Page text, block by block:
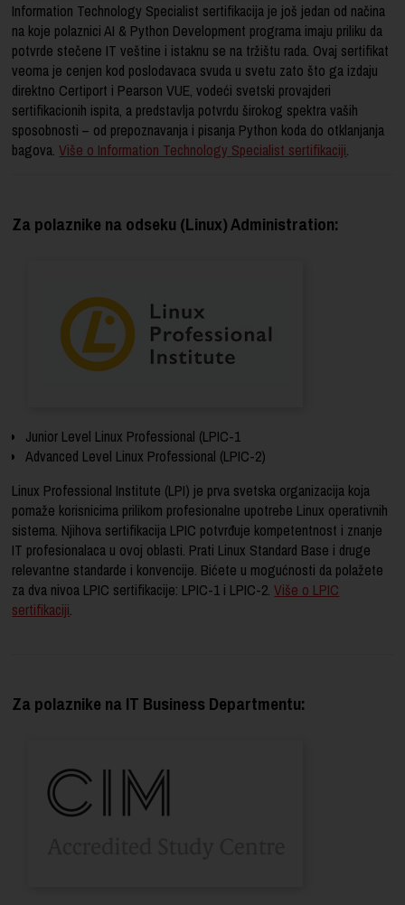
Information Technology Specialist sertifikacija je još jedan od načina
na koje polaznici AI & Python Development programa imaju priliku da
potvrde stečene IT veštine i istaknu se na tržištu rada. Ovaj sertifikat
veoma je cenjen kod poslodavaca svuda u svetu zato što ga izdaju
direktno Certiport i Pearson VUE, vodeći svetski provajderi
sertifikacionih ispita, a predstavlja potvrdu širokog spektra vaših
sposobnosti – od prepoznavanja i pisanja Python koda do otklanjanja
bagova.Više o Information Technology Specialist sertifikaciji.
Za polaznike na odseku (Linux) Administration:
Junior Level Linux Professional (LPIC-1
Advanced Level Linux Professional (LPIC-2)
Linux Professional Institute (LPI) je prva svetska organizacija koja
pomaže korisnicima prilikom profesionalne upotrebe Linux operativnih
sistema. Njihova sertifikacija LPIC potvrđuje kompetentnost i znanje
IT profesionalaca u ovoj oblasti. Prati Linux Standard Base i druge
relevantne standarde i konvencije. Bićete u mogućnosti da polažete
za dva nivoa LPIC sertifikacije: LPIC-1 i LPIC-2.Više o LPIC
sertifikaciji.
Za polaznike na IT Business Departmentu: